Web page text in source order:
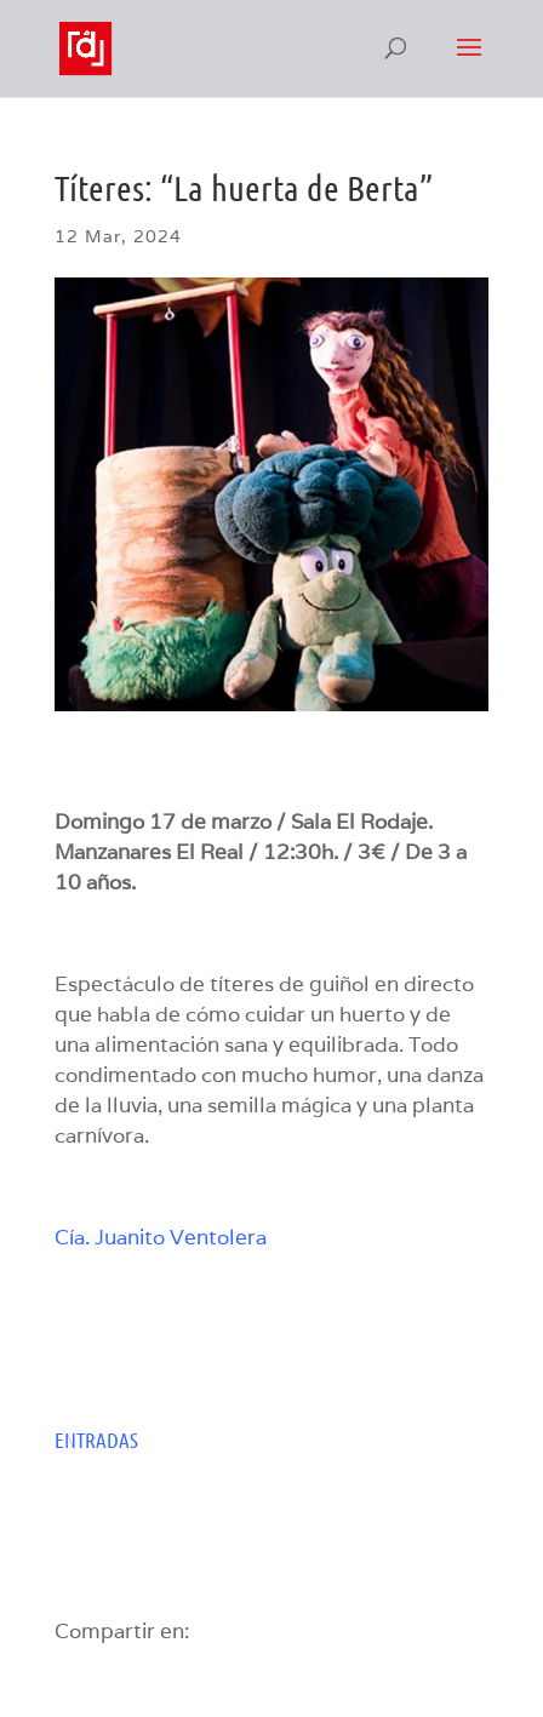
Títeres: “La huerta de Berta”
12 Mar, 2024
Domingo 17 de marzo / Sala El Rodaje.
Manzanares El Real / 12:30h. / 3€ / De 3 a
10 años.
Espectáculo de títeres de guiñol en directo
que habla de cómo cuidar un huerto y de
una alimentación sana y equilibrada. Todo
condimentado con mucho humor, una danza
de la lluvia, una semilla mágica y una planta
carnívora.
Cía. Juanito Ventolera
ENTRADAS
Compartir en: